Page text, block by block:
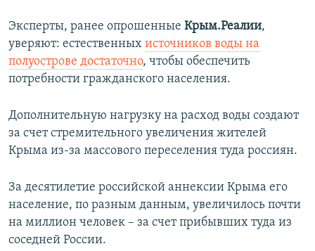
Эксперты, ранее опрошенные Крым.Реалии,
уверяют: естественных источников воды на
полуострове достаточно, чтобы обеспечить
потребности гражданского населения.
Дополнительную нагрузку на расход воды создают
за счет стремительного увеличения жителей
Крыма из-за массового переселения туда россиян.
За десятилетие российской аннексии Крыма его
население, по разным данным, увеличилось почти
на миллион человек – за счет прибывших туда из
соседней России.